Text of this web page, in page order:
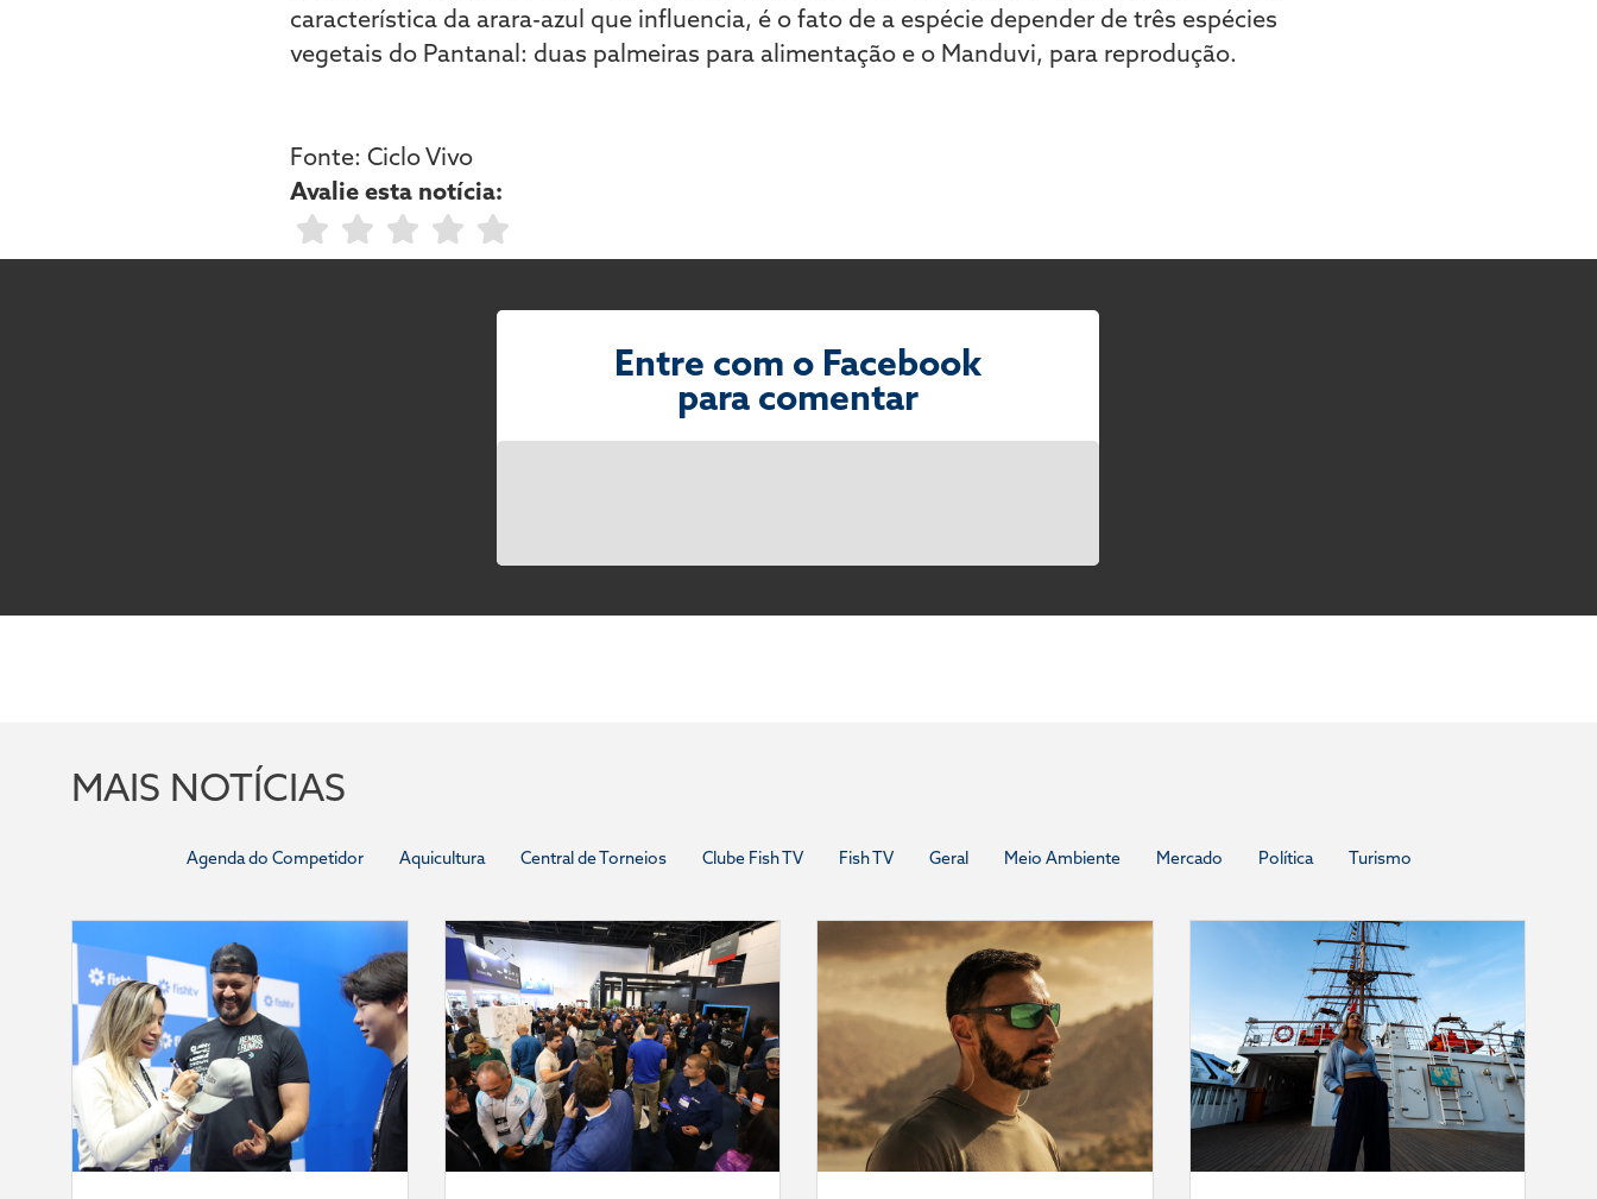
característica da arara-azul que influencia, é o fato de a espécie depender de três espécies
vegetais do Pantanal: duas palmeiras para alimentação e o Manduvi, para reprodução.
Fonte: Ciclo Vivo
Avalie esta notícia:
Entre com o Facebook
para comentar
MAIS NOTÍCIAS
Agenda do Competidor Aquicultura Central de Torneios Clube Fish TV Fish TV Geral Meio Ambiente Mercado Política Turismo